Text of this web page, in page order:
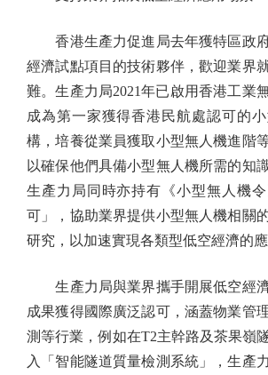
香港生產力促進局去年獲特區政府
經濟試點項目的技術夥伴，歡迎業界
難。生產力局2021年已啟用香港工業
成為第一家獲得香港民航處認可的
構，培養從業員獲取小型無人機進階
以確保他們具備小型無人機所需的知
生產力局同時亦持有《小型無人機
可」，協助業界提供小型無人機相關
研究，以加速實現各類型低空經濟的應
生產力局與業界攜手開展低空經濟
成果獲得國際廣泛認可，涵蓋物業管
測等行業，例如在T2主幹路及茶果嶺
入「智能隧道質量檢測系統」，生產